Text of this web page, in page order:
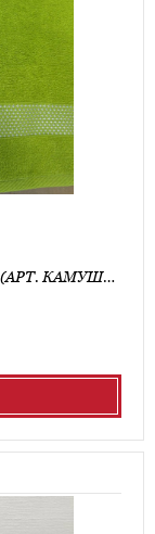
ПОЛОТЕНЦЕ МАХРОВОЕ 50*90 (420ГР) (АРТ. КАМУШКИ 50*90)